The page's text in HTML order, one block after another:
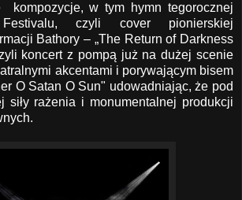
kompozycje, w tym hymn tegorocznej
czyli cover pionierskiej
Bathory – „The Return of Darkness
koncert z pompą już na dużej scenie
akcentami i porywającym bisem
O Satan O Sun" udowadniając, że pod
siły rażenia i monumentalnej produkcji